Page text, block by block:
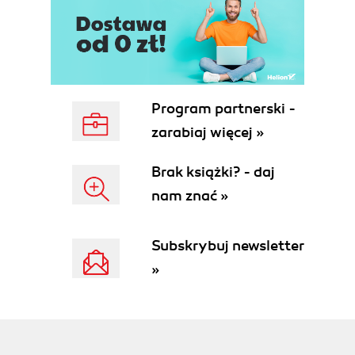
9. Czas na bohatera: odgałęzienia i równoległe
światy oraz zmiana przyszłości (139)
Morgan Luck
10. Bohaterowie i etyka podróży w czasie: czy
dzień dzisiejszy ma znaczenie? (155)
11. Nauka w serialu Herosi: człowiek-ptak,
nieśmiertelny samuraj oraz niszczenie kontinuum
Andrew Zimmerman Jones
12. Pseudonauka, rewolucje naukowe i dr
Część IV: Umysły bohaterów serialu Herosi
Program partnerski -
zarabiaj więcej »
Brak książki? - daj
nam znać »
Subskrybuj newsletter
»